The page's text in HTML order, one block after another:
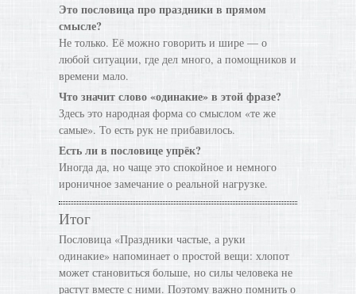
Это пословица про праздники в прямом
смысле?
Не только. Её можно говорить и шире — о
любой ситуации, где дел много, а помощников и
времени мало.
Что значит слово «одинакие» в этой фразе?
Здесь это народная форма со смыслом «те же
самые». То есть рук не прибавилось.
Есть ли в пословице упрёк?
Иногда да, но чаще это спокойное и немного
ироничное замечание о реальной нагрузке.
Итог
Пословица «Праздники частые, а руки
одинакие» напоминает о простой вещи: хлопот
может становиться больше, но силы человека не
растут вместе с ними. Поэтому важно помнить о